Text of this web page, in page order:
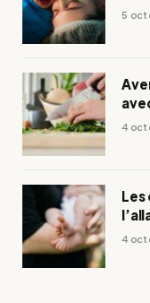
5
4
4